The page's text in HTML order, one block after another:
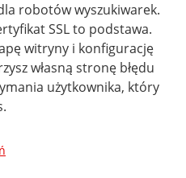
robotów wyszukiwarek.
SSL to podstawa.
witryny i konfigurację
własną stronę błędu
użytkownika, który